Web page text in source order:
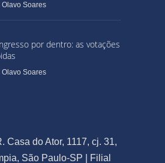
Olavo Soares
por dentro: as votações
Olavo Soares
Casa do Ator, 1117, cj. 31,
São Paulo-SP | Filial